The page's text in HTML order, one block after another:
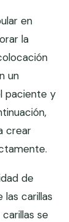
en
la
un
paciente y
crear
de
carillas
se